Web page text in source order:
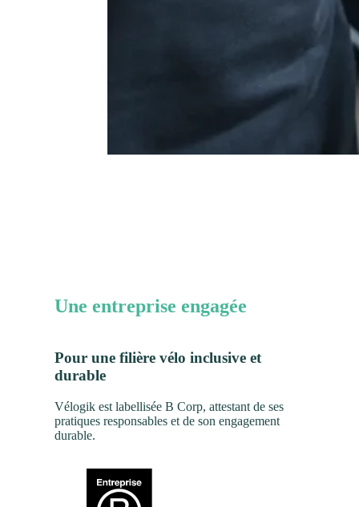
Une entreprise engagée
Pour une filière vélo inclusive et
durable
Vélogik est labellisée B Corp, attestant de ses
pratiques responsables et de son engagement
durable.